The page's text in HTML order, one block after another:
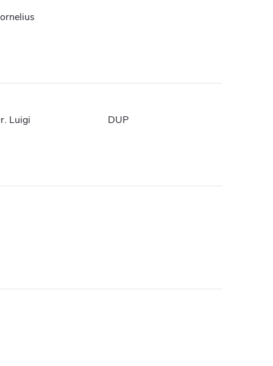
Luigi DUP